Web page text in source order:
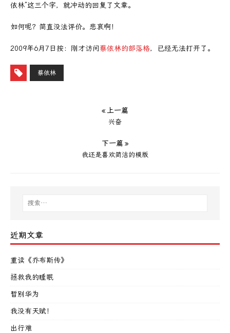
依林”这三个字，就冲动的回复了文章。
如何呢？简直没法评价。悲哀啊！
2009年6月7日按：刚才访问蔡依林的部落格，已经无法打开了。
蔡依林
« 上一篇
兴奋
下一篇 »
我还是喜欢简洁的模版
近期文章
重读《乔布斯传》
拯救我的睡眠
暂别华为
我没有天赋！
出行难